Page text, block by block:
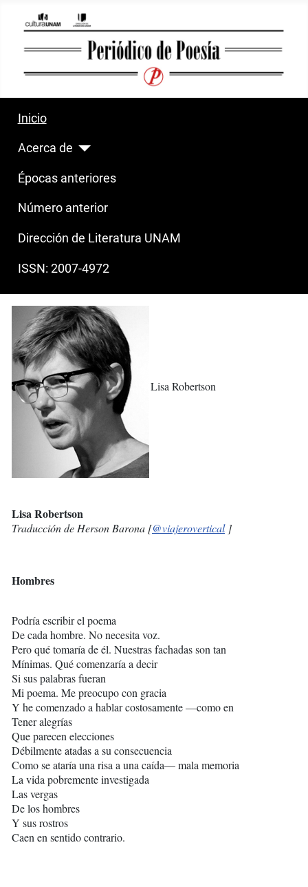
Inicio
Acerca de
Épocas anteriores
Número anterior
Dirección de Literatura UNAM
ISSN: 2007-4972
Lisa Robertson
Lisa Robertson
Traducción de Herson Barona [@viajerovertical]
Hombres
Podría escribir el poema
De cada hombre. No necesita voz.
Pero qué tomaría de él. Nuestras fachadas son tan
Mínimas. Qué comenzaría a decir
Si sus palabras fueran
Mi poema. Me preocupo con gracia
Y he comenzado a hablar costosamente —como en
Tener alegrías
Que parecen elecciones
Débilmente atadas a su consecuencia
Como se ataría una risa a una caída— mala memoria
La vida pobremente investigada
Las vergas
De los hombres
Y sus rostros
Caen en sentido contrario.